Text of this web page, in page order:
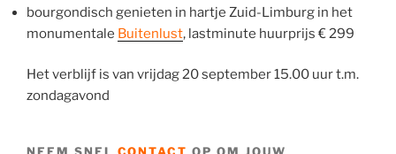
bourgondisch genieten in hartje Zuid-Limburg in het
monumentale Buitenlust, lastminute huurprijs € 299
Het verblijf is van vrijdag 20 september 15.00 uur t.m.
zondagavond